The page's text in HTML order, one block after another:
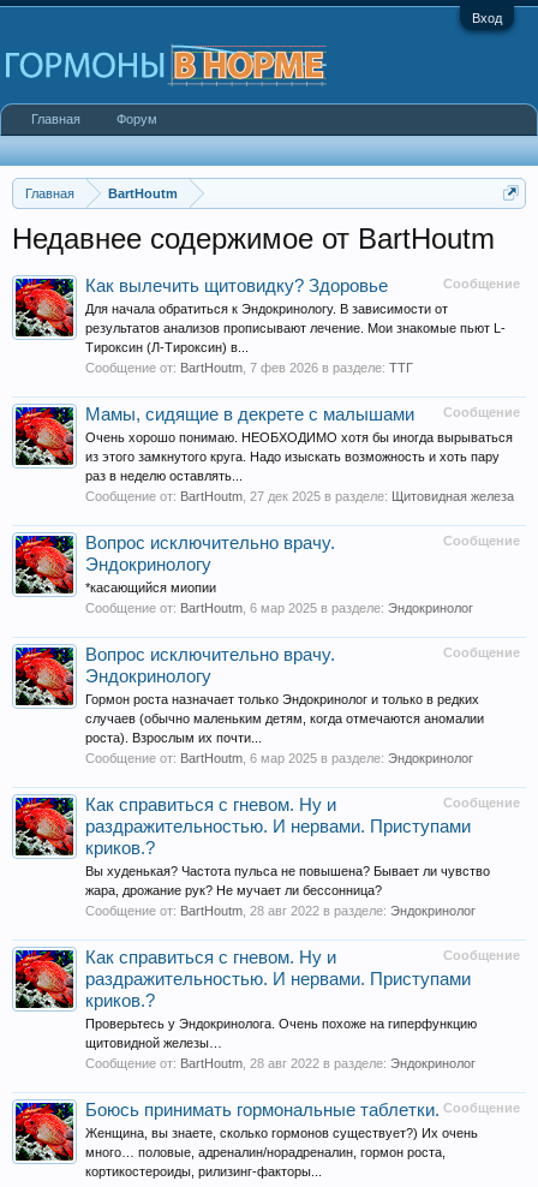
Вход
Главная BartHoutm
Недавнее содержимое от BartHoutm
Сообщение
Как вылечить щитовидку? Здоровье
Для начала обратиться к Эндокринологу. В зависимости от
результатов анализов прописывают лечение. Мои знакомые пьют L-
Тироксин (Л-Тироксин) в...
Сообщение от: BartHoutm 7 фев 2026 в разделе: ТТГ
Сообщение
Мамы, сидящие в декрете с малышами
Очень хорошо понимаю. НЕОБХОДИМО хотя бы иногда вырываться
из этого замкнутого круга. Надо изыскать возможность и хоть пару
раз в неделю оставлять...
Сообщение от: BartHoutm 27 дек 2025 в разделе: Щитовидная железа
Сообщение
Вопрос исключительно врачу.
Эндокринологу
*касающийся миопии
Сообщение от: BartHoutm 6 мар 2025 в разделе: Эндокринолог
Сообщение
Вопрос исключительно врачу.
Эндокринологу
Гормон роста назначает только Эндокринолог и только в редких
случаев (обычно маленьким детям, когда отмечаются аномалии
роста). Взрослым их почти...
Сообщение от: BartHoutm 6 мар 2025 в разделе: Эндокринолог
Сообщение
Как справиться с гневом. Ну и
раздражительностью. И нервами. Приступами
криков.?
Вы худенькая? Частота пульса не повышена? Бывает ли чувство
жара, дрожание рук? Не мучает ли бессонница?
Сообщение от: BartHoutm 28 авг 2022 в разделе: Эндокринолог
Сообщение
Как справиться с гневом. Ну и
раздражительностью. И нервами. Приступами
криков.?
Проверьтесь у Эндокринолога. Очень похоже на гиперфункцию
щитовидной железы…
Сообщение от: BartHoutm 28 авг 2022 в разделе: Эндокринолог
Сообщение
Боюсь принимать гормональные таблетки.
Женщина, вы знаете, сколько гормонов существует?) Их очень
много… половые, адреналин/норадреналин, гормон роста,
кортикостероиды, рилизинг-факторы...
Главная Форум